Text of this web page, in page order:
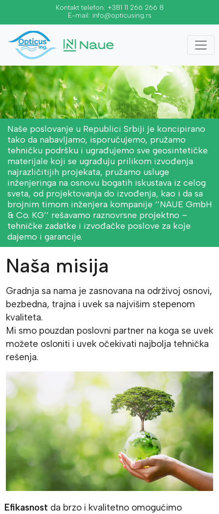
Kontakt telefon: +381 11 266 266 8
E-mail: info@opticusing.rs
Naše poslovanje u Republici Srbiji je koncipirano
tako da nabavljamo, isporučujemo, pružamo
tehničku podršku i ugrađujemo sve geosintetičke
materijale koji se ugrađuju prilikom izvođenja
najrazličitijih projekata, pružamo usluge
inženjeringa na osnovu bogatih iskustava iz celog
sveta, od projektovanja do izvođenja, kao i da sa
brojnim timom inženjera kompanije ‘’NAUE GmbH
& Co. KG’’ rešavamo raznovrsne projektno –
tehničke zadatke i izvođačke poslove za koje
dajemo i garancije.
Naša misija
Gradnja sa nama je zasnovana na održivoj osnovi,
bezbedna, trajna i uvek sa najvišim stepenom
kvaliteta.
Mi smo pouzdan poslovni partner na koga se uvek
možete osloniti i uvek očekivati najbolja tehnička
rešenja.
Efikasnost da brzo i kvalitetno omogućimo